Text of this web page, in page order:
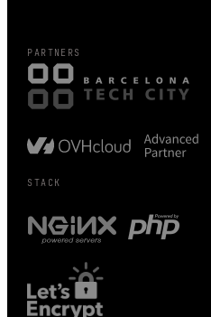
PARTNERS
STACK